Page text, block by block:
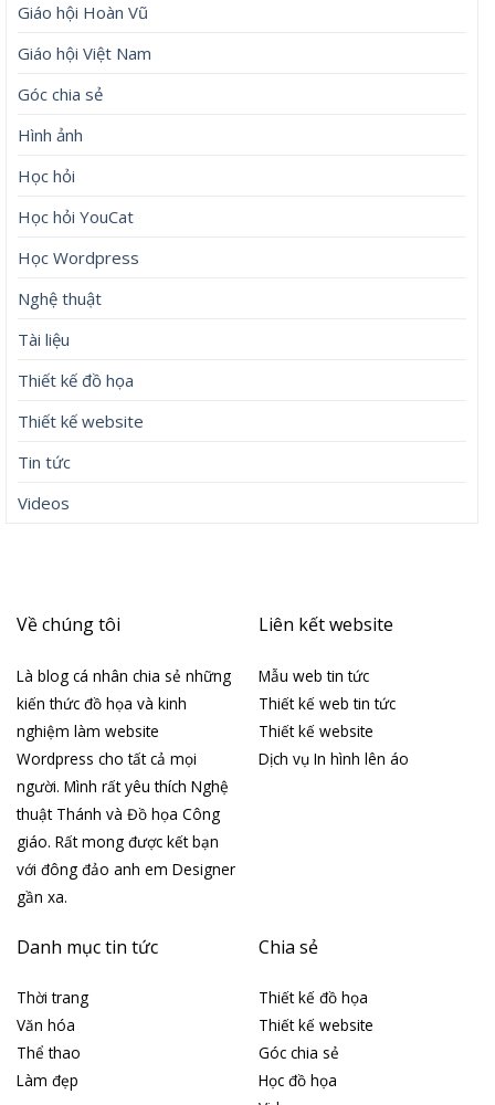
Giáo hội Hoàn Vũ
Giáo hội Việt Nam
Góc chia sẻ
Hình ảnh
Học hỏi
Học hỏi YouCat
Học Wordpress
Nghệ thuật
Tài liệu
Thiết kế đồ họa
Thiết kế website
Tin tức
Videos
Về chúng tôi
Là blog cá nhân chia sẻ những
kiến thức đồ họa và kinh
nghiệm làm website
Wordpress cho tất cả mọi
người. Mình rất yêu thích Nghệ
thuật Thánh và Đồ họa Công
giáo. Rất mong được kết bạn
với đông đảo anh em Designer
gần xa.
Liên kết website
Mẫu web tin tức
Thiết kế web tin tức
Thiết kế website
Dịch vụ In hình lên áo
Danh mục tin tức
Thời trang
Văn hóa
Thể thao
Làm đẹp
Chia sẻ
Thiết kế đồ họa
Thiết kế website
Góc chia sẻ
Học đồ họa